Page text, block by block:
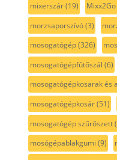
mixerszár(19) Mixx2Go
morzsaporszívó(3)
mosogatógép(326)
mosogatógépfűtőszál (6)
mosogatógépkosarak és
mosogatógépkosár(51)
mosogatógép szűrőszett
mosógépablakgumi (9)